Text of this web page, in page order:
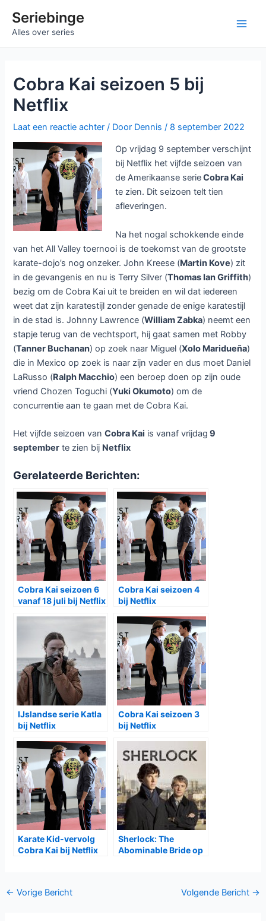
naarSeriebinge
Alles over series
Cobra Kai seizoen 5 bij
Netflix
Laat een reactie achter / Door Dennis/ 8 september 2022
Op vrijdag 9 september verschijnt
bij Netflix het vijfde seizoen van
de Amerikaanse serieCobra Kai
te zien. Dit seizoen telt tien
afleveringen.
Na het nogal schokkende einde
van het All Valley toernooi is de toekomst van de grootste
karate-dojo’s nog onzeker. John Kreese (Martin Kove) zit
in de gevangenis en nu is Terry Silver (Thomas Ian Griffith)
bezig om de Cobra Kai uit te breiden en wil dat iedereen
weet dat zijn karatestijl zonder genade de enige karatestijl
in de stad is. Johnny Lawrence (William Zabka) neemt een
stapje terug van de vechtsport, hij gaat samen met Robby
(Tanner Buchanan) op zoek naar Miguel (Xolo Maridueña)
die in Mexico op zoek is naar zijn vader en dus moet Daniel
LaRusso (Ralph Macchio) een beroep doen op zijn oude
vriend Chozen Toguchi (Yuki Okumoto) om de
concurrentie aan te gaan met de Cobra Kai.
Het vijfde seizoen vanCobra Kai is vanaf vrijdag 9
september te zien bij Netflix
Gerelateerde Berichten:
Cobra Kai seizoen 6
vanaf 18 juli bij Netflix
Cobra Kai seizoen 4
bij Netflix
IJslandse serie Katla
bij Netflix
Cobra Kai seizoen 3
bij Netflix
Karate Kid-vervolg
Cobra Kai bij Netflix
Sherlock: The
Abominable Bride op
Bericht
← Vorige Bericht Volgende Bericht →